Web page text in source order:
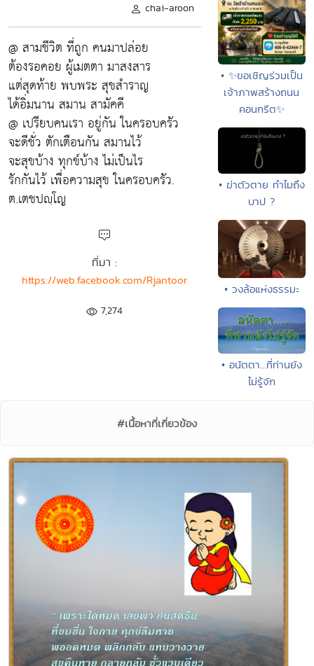
chai-aroon
@ สามชีวิต ที่ถูก คนมาปล่อย
ต้องรอคอย ผู้เมตตา มาสงสาร
แต่สุดท้าย พบพระ สุขสำราญ
ได้อิ่มนาน สมาน สามัคคี
@ เปรียบคนเรา อยู่กัน ในครอบครัว
จะดีชั่ว ตักเตือนกัน สมานไว้
จะสุขบ้าง ทุกข์บ้าง ไม่เป็นไร
รักกันไว้ เพื่อความสุข ในครอบครัว.
ต.เตชปญฺโญ
ที่มา :
https://web.facebook.com/Rjantoor
7,274
• ✨ขอเชิญร่วมเป็น
เจ้าภาพสร้างถนน
คอนกรีต✨
• ฆ่าตัวตาย ทำไมถึง
บาป ?
• วงล้อแห่งธรรมะ
• อนัตตา...ที่ท่านยัง
ไม่รู้จัก
#เนื้อหาที่เกี่ยวข้อง